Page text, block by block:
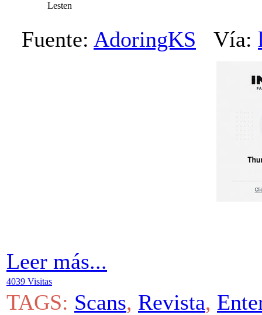
Lesten
Fuente: AdoringKS Vía:
Leer más...
4039 Visitas
TAGS: Scans, Revista,